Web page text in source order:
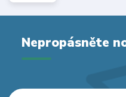
Nepropásněte